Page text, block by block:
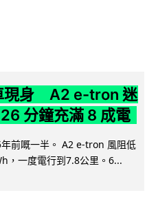
現身 A2 e-tron 迷
分鐘充滿 8 成電
前嘅一半。 A2 e-tron 風阻低
，一度電行到7.8公里。6...